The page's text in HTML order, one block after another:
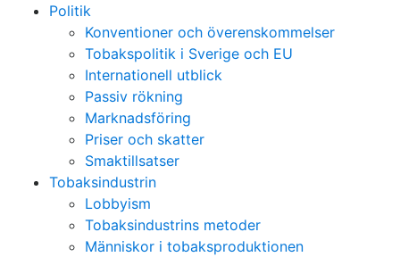
Politik
Konventioner och överenskommelser
Tobakspolitik i Sverige och EU
Internationell utblick
Passiv rökning
Marknadsföring
Priser och skatter
Smaktillsatser
Tobaksindustrin
Lobbyism
Tobaksindustrins metoder
Människor i tobaksproduktionen